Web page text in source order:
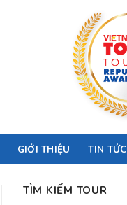
GIỚI THIỆU TIN TỨC
TÌM KIẾM TOUR